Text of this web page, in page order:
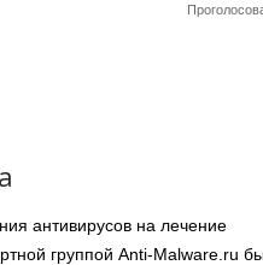
антивирусов на лечение
группой Anti-Malware.ru